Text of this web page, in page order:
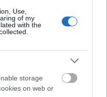
Use,
of my
with the
storage
on web or
a fogantyút és a
a textilborítást. A
csavar
a projekt